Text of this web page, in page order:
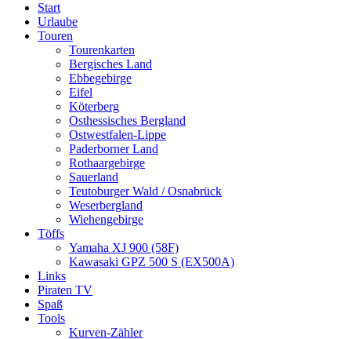
page
opens
page
opens
page
opens
Start
Urlaube
Touren
Tourenkarten
Bergisches Land
Ebbegebirge
Eifel
Köterberg
Osthessisches Bergland
Ostwestfalen-Lippe
Paderborner Land
Rothaargebirge
Sauerland
Teutoburger Wald / Osnabrück
Weserbergland
Wiehengebirge
Töffs
Yamaha XJ 900 (58F)
Kawasaki GPZ 500 S (EX500A)
Links
Piraten TV
Spaß
Tools
Kurven-Zähler